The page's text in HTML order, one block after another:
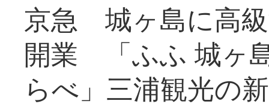
京急 城ヶ島に高
開業 「ふふ 城ヶ
らべ」三浦観光の